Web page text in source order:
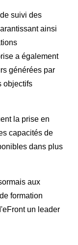
suivi des
ainsi
a également
générées par
objectifs
la prise en
capacités de
dans plus
aux
formation
un leader